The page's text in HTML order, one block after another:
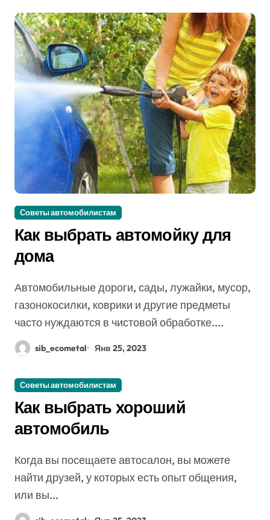
Советы автомобилистам
Как выбрать автомойку для
дома
Автомобильные дороги, сады, лужайки, мусор,
газонокосилки, коврики и другие предметы
часто нуждаются в чистовой обработке....
sib_ecometal Янв 25, 2023
Советы автомобилистам
Как выбрать хороший
автомобиль
Когда вы посещаете автосалон, вы можете
найти друзей, у которых есть опыт общения,
или вы...